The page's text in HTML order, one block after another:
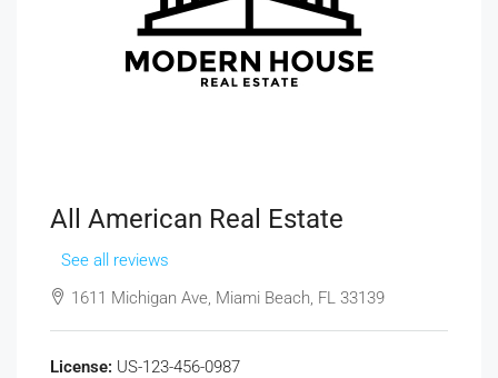
All American Real Estate
See all reviews
1611 Michigan Ave, Miami Beach, FL 33139
License: US-123-456-0987